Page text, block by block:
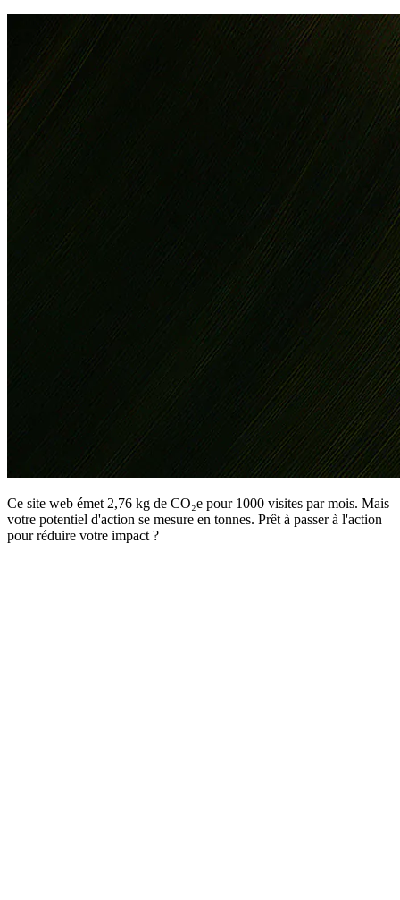
Ce site web émet 2,76 kg de CO₂e pour 1000 visites par mois. Mais
votre potentiel d'action se mesure en tonnes. Prêt à passer à l'action
pour réduire votre impact ?